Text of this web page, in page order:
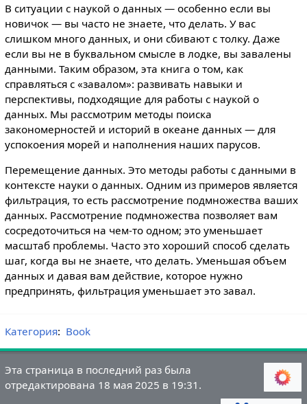
В ситуации с наукой о данных — особенно если вы
новичок — вы часто не знаете, что делать. У вас
слишком много данных, и они сбивают с толку. Даже
если вы не в буквальном смысле в лодке, вы завалены
данными. Таким образом, эта книга о том, как
справляться с «завалом»: развивать навыки и
перспективы, подходящие для работы с наукой о
данных. Мы рассмотрим методы поиска
закономерностей и историй в океане данных — для
успокоения морей и наполнения наших парусов.
Перемещение данных. Это методы работы с данными в
контексте науки о данных. Одним из примеров является
фильтрация, то есть рассмотрение подмножества ваших
данных. Рассмотрение подмножества позволяет вам
сосредоточиться на чем-то одном; это уменьшает
масштаб проблемы. Часто это хороший способ сделать
шаг, когда вы не знаете, что делать. Уменьшая объем
данных и давая вам действие, которое нужно
предпринять, фильтрация уменьшает это завал.
Категория: Book
Эта страница в последний раз была
отредактирована 18 мая 2025 в 19:31.